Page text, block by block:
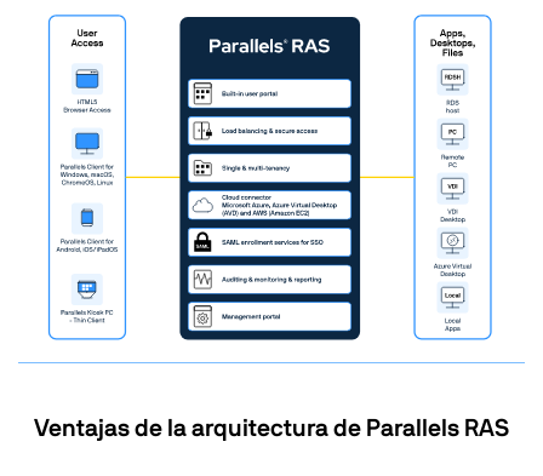
Ventajas de la arquitectura de Parallels RAS